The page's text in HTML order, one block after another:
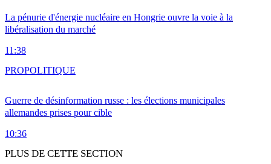
La pénurie d'énergie nucléaire en Hongrie ouvre la voie à la
libéralisation du marché
11:38
Guerre de désinformation russe : les élections municipales
allemandes prises pour cible
10:36
PROPOLITIQUE
PLUS DE CETTE SECTION